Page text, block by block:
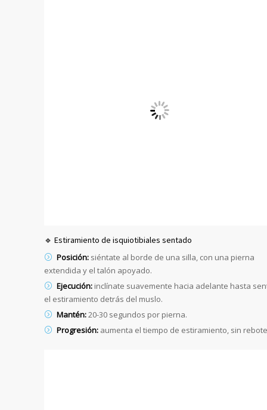
🔹 Estiramiento de isquiotibiales sentado
Posición: siéntate al borde de una silla, con una pierna
extendida y el talón apoyado.
Ejecución: inclínate suavemente hacia adelante hasta
el estiramiento detrás del muslo.
Mantén:20-30 segundos por pierna.
Progresión: aumenta el tiempo de estiramiento, sin